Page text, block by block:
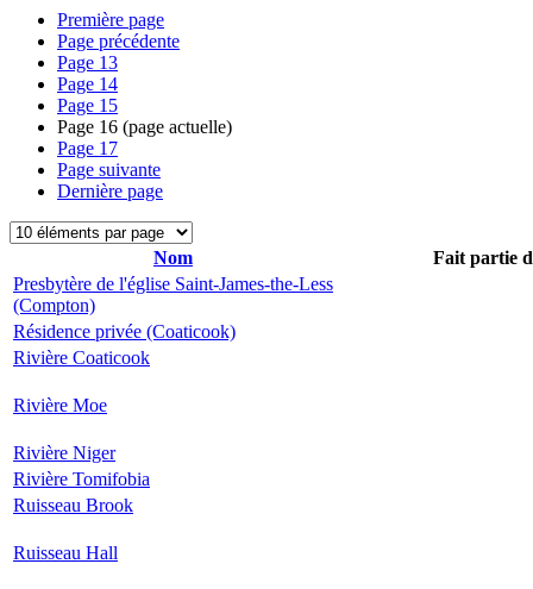
Première page
Page précédente
Page 13
Page 14
Page 15
Page 16 (page actuelle)
Page 17
Page suivante
Dernière page
Nom
Fait partie
Presbytère de l'église Saint-James-the-Less
(Compton)
Résidence privée (Coaticook)
Rivière Coaticook
Rivière Moe
Rivière Niger
Rivière Tomifobia
Ruisseau Brook
Ruisseau Hall